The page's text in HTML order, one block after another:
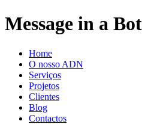
Message in a
Home
O nosso ADN
Serviços
Projetos
Clientes
Blog
Contactos